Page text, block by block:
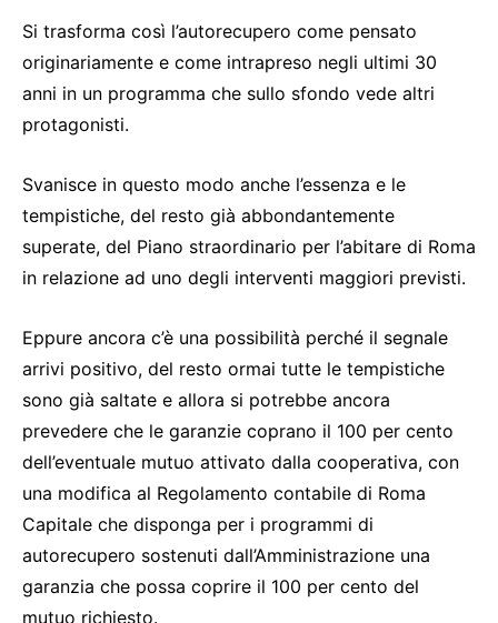
Si trasforma così l’autorecupero come pensato
originariamente e come intrapreso negli ultimi 30
anni in un programma che sullo sfondo vede altri
protagonisti.
Svanisce in questo modo anche l’essenza e le
tempistiche, del resto già abbondantemente
superate, del Piano straordinario per l’abitare di Roma
in relazione ad uno degli interventi maggiori previsti.
Eppure ancora c’è una possibilità perché il segnale
arrivi positivo, del resto ormai tutte le tempistiche
sono già saltate e allora si potrebbe ancora
prevedere che le garanzie coprano il 100 per cento
dell’eventuale mutuo attivato dalla cooperativa, con
una modifica al Regolamento contabile di Roma
Capitale che disponga per i programmi di
autorecupero sostenuti dall’Amministrazione una
garanzia che possa coprire il 100 per cento del
mutuo richiesto.